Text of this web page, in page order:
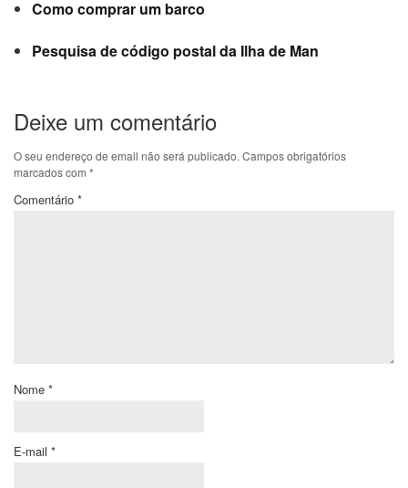
Como comprar um barco
Pesquisa de código postal da Ilha de Man
Deixe um comentário
O seu endereço de email não será publicado. Campos obrigatórios
marcados com *
Comentário *
Nome *
E-mail *